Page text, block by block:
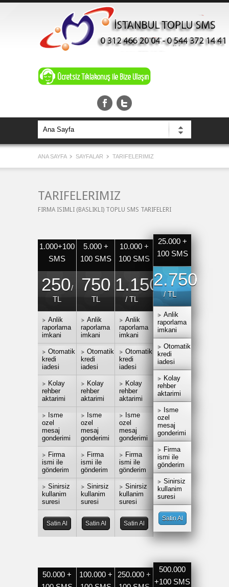
ANA SAYFA SAYFALAR TARIFELERIMIZ
TARIFELERIMIZ
FIRMA ISIMLI (BASLIKLI) TOPLU SMS TARIFELERI
1.000+100
SMS
5.000 +
100 SMS
10.000 +
100 SMS
25.000 +
100 SMS
250
/
TL
750
/
TL
1.150
/ TL
2.750
/ TL
Anlik
raporlama
imkani
Anlik
raporlama
imkani
Anlik
raporlama
imkani
Anlik
raporlama
imkani
Otomatik
kredi
iadesi
Otomatik
kredi
iadesi
Otomatik
kredi
iadesi
Otomatik
kredi
iadesi
Kolay
rehber
aktarimi
Kolay
rehber
aktarimi
Kolay
rehber
aktarimi
Kolay
rehber
aktarimi
Isme
ozel
mesaj
gonderimi
Isme
ozel
mesaj
gonderimi
Isme
ozel
mesaj
gonderimi
Isme
ozel
mesaj
gonderimi
Firma
ismi ile
gönderim
Firma
ismi ile
gönderim
Firma
ismi ile
gönderim
Firma
ismi ile
gönderim
Sinirsiz
kullanim
suresi
Sinirsiz
kullanim
suresi
Sinirsiz
kullanim
suresi
Sinirsiz
kullanim
suresi
Satin Al Satin Al Satin Al
Satin Al
50.000 +
100.000 +
250.000 +
500.000
+100 SMS